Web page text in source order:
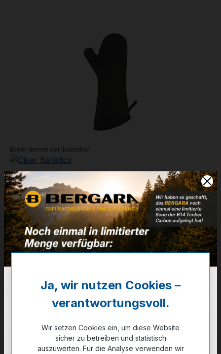
Bilder dienen der Illustration
Topfhandschuhe
San Jamar
Artikelnummer:11-00101
46,50 €
Noch kein Kunde?Registrieren Sie sich jetzt.
Ja, wir nutzen Cookies –
verantwortungsvoll.
Wir setzen Cookies ein, um diese Website
sicher zu betreiben und statistisch
auszuwerten. Für die Analyse verwenden wir